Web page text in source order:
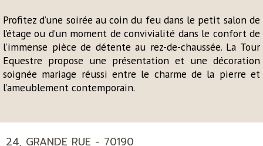
Profitez d’une soirée au coin du feu dans le petit salon de
l’étage ou d’un moment de convivialité dans le confort de
l’immense pièce de détente au rez-de-chaussée. La Tour
Equestre propose une présentation et une décoration
soignée mariage réussi entre le charme de la pierre et
l’ameublement contemporain.
24, GRANDE RUE - 70190